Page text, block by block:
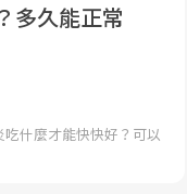
多久能正常
什麼才能快快好？可以